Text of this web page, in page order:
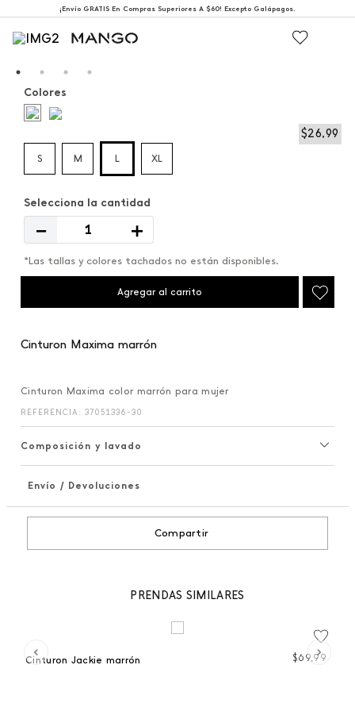
¡Envío GRATIS En Compras Superiores A $60! Excepto Galápagos.
$26,99
Colores
S M L XL
＋
－
*Las tallas y colores tachados no están disponibles.
Agregar al carrito
Cinturon Maxima marrón
Cinturon Maxima color marrón para mujer
REFERENCIA : 37051336-30
Composición y lavado
Envío / Devoluciones
Compartir
PRENDAS SIMILARES
Cinturon Jackie marrón $69,99